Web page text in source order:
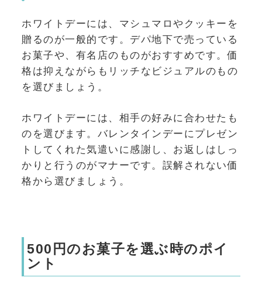
ホワイトデーには、マシュマロやクッキーを
贈るのが一般的です。デパ地下で売っている
お菓子や、有名店のものがおすすめです。価
格は抑えながらもリッチなビジュアルのもの
を選びましょう。
ホワイトデーには、相手の好みに合わせたも
のを選びます。バレンタインデーにプレゼン
トしてくれた気遣いに感謝し、お返しはしっ
かりと行うのがマナーです。誤解されない価
格から選びましょう。
500円のお菓子を選ぶ時のポイ
ント